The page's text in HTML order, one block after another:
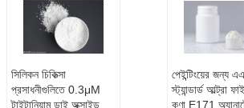
সিলিকন চিকিত্সা
প্রসাধনীগুলিতে 0.3μM
টাইটানিয়াম ডাই অক্সাইড
পেইন্টিংয়ের জন্য
স্ট্যান্ডার্ড আল্ট্রা
কণা E171